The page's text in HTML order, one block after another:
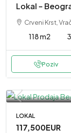
Lokal –
Crveni Krst,
118 m2
Poziv
LOKAL
117,500EUR